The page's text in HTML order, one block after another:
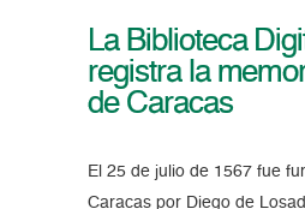
La Biblioteca
registra la
de Caracas
El 25 de julio de 1567 fue
Caracas por Diego de